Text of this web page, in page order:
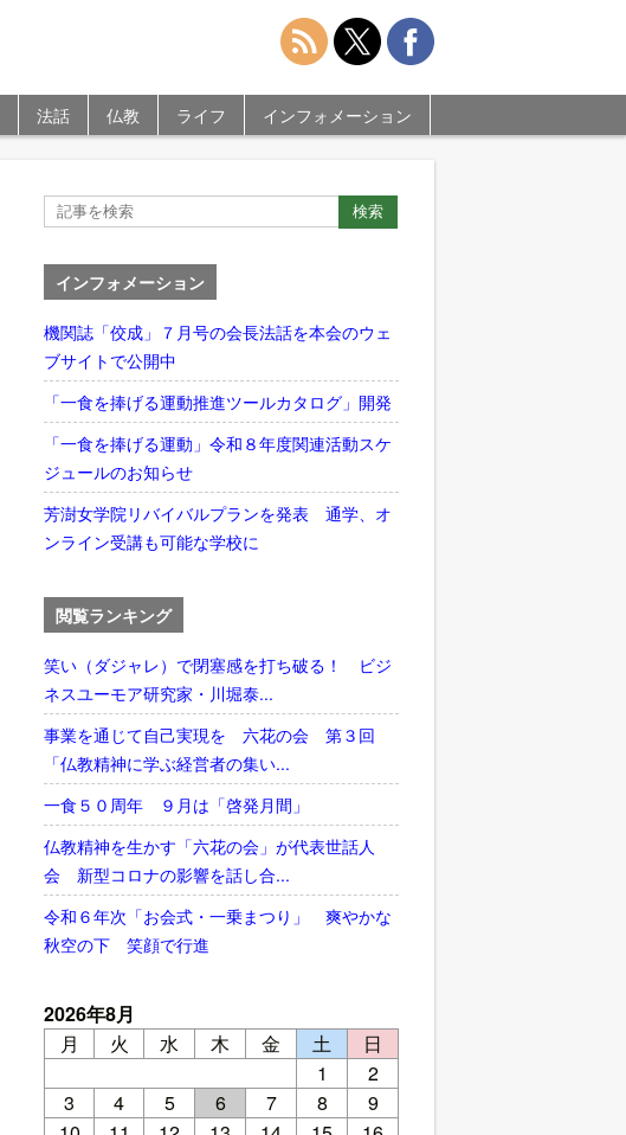
法話 仏教 ライフ インフォメーション
インフォメーション
機関誌「佼成」７月号の会長法話を本会のウェ
ブサイトで公開中
「一食を捧げる運動推進ツールカタログ」開発
「一食を捧げる運動」令和８年度関連活動スケ
ジュールのお知らせ
芳澍女学院リバイバルプランを発表 通学、オ
ンライン受講も可能な学校に
閲覧ランキング
笑い（ダジャレ）で閉塞感を打ち破る！ ビジ
ネスユーモア研究家・川堀泰...
事業を通じて自己実現を 六花の会 第３回
「仏教精神に学ぶ経営者の集い...
一食５０周年 ９月は「啓発月間」
仏教精神を生かす「六花の会」が代表世話人
会 新型コロナの影響を話し合...
令和６年次「お会式・一乗まつり」 爽やかな
秋空の下 笑顔で行進
2026年8月
月
火 水 木 金 土
日
1
2
3
4 5 6 7 8
9